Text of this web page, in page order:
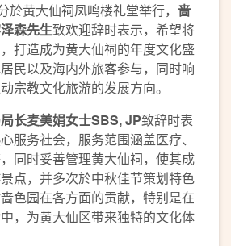
於黄大仙祠凤鸣楼礼堂举行， 啬
森先生致欢迎辞时表示，希望将
打造成为黄大仙祠的年度文化盛
民以及海内外旅客参与，同时响
宗教文化旅游的发展方向。
长麦美娟女士SBS, JP致辞时表
服务社会，服务范围涵盖医疗、
同时妥善管理黄大仙祠，使其成
点，并多次於中秋佳节策划特色
色园在各方面的贡献，特别是在
，为黄大仙区带来独特的文化体